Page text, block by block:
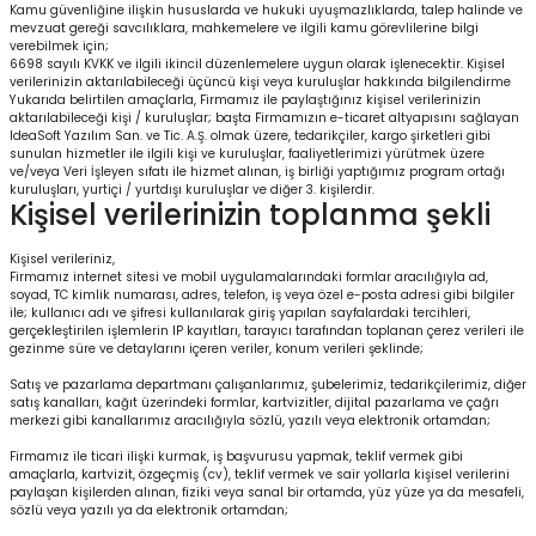
Kamu güvenliğine ilişkin hususlarda ve hukuki uyuşmazlıklarda, talep halinde ve
mevzuat gereği savcılıklara, mahkemelere ve ilgili kamu görevlilerine bilgi
verebilmek için;
6698 sayılı KVKK ve ilgili ikincil düzenlemelere uygun olarak işlenecektir. Kişisel
verilerinizin aktarılabileceği üçüncü kişi veya kuruluşlar hakkında bilgilendirme
Yukarıda belirtilen amaçlarla, Firmamız ile paylaştığınız kişisel verilerinizin
aktarılabileceği kişi / kuruluşlar; başta Firmamızın e-ticaret altyapısını sağlayan
IdeaSoft Yazılım San. ve Tic. A.Ş. olmak üzere, tedarikçiler, kargo şirketleri gibi
sunulan hizmetler ile ilgili kişi ve kuruluşlar, faaliyetlerimizi yürütmek üzere
ve/veya Veri İşleyen sıfatı ile hizmet alınan, iş birliği yaptığımız program ortağı
kuruluşları, yurtiçi / yurtdışı kuruluşlar ve diğer 3. kişilerdir.
Kişisel verilerinizin toplanma şekli
Kişisel verileriniz,
Firmamız internet sitesi ve mobil uygulamalarındaki formlar aracılığıyla ad,
soyad, TC kimlik numarası, adres, telefon, iş veya özel e-posta adresi gibi bilgiler
ile; kullanıcı adı ve şifresi kullanılarak giriş yapılan sayfalardaki tercihleri,
gerçekleştirilen işlemlerin IP kayıtları, tarayıcı tarafından toplanan çerez verileri ile
gezinme süre ve detaylarını içeren veriler, konum verileri şeklinde;
Satış ve pazarlama departmanı çalışanlarımız, şubelerimiz, tedarikçilerimiz, diğer
satış kanalları, kağıt üzerindeki formlar, kartvizitler, dijital pazarlama ve çağrı
merkezi gibi kanallarımız aracılığıyla sözlü, yazılı veya elektronik ortamdan;
Firmamız ile ticari ilişki kurmak, iş başvurusu yapmak, teklif vermek gibi
amaçlarla, kartvizit, özgeçmiş (cv), teklif vermek ve sair yollarla kişisel verilerini
paylaşan kişilerden alınan, fiziki veya sanal bir ortamda, yüz yüze ya da mesafeli,
sözlü veya yazılı ya da elektronik ortamdan;